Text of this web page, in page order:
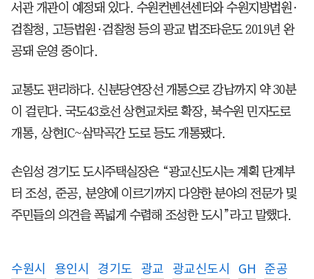
서관 개관이 예정돼 있다. 수원컨벤션센터와 수원지방법원·
검찰청, 고등법원·검찰청 등의 광교 법조타운도 2019년 완
공돼 운영 중이다.
교통도 편리하다. 신분당연장선 개통으로 강남까지 약 30분
이 걸린다. 국도43호선 상현교차로 확장, 북수원 민자도로
개통, 상현IC~삼막곡간 도로 등도 개통됐다.
손임성 경기도 도시주택실장은 “광교신도시는 계획 단계부
터 조성, 준공, 분양에 이르기까지 다양한 분야의 전문가 및
주민들의 의견을 폭넓게 수렴해 조성한 도시”라고 말했다.
수원시 용인시 경기도 광교 광교신도시 GH 준공